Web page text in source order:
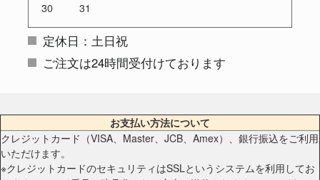
30 31
定休日：土日祝
ご注文は24時間受付けております
お支払い方法について
クレジットカード（VISA、Master、JCB、Amex）、銀行振込をご利用
いただけます。
※クレジットカードのセキュリティはSSLというシステムを利用してお